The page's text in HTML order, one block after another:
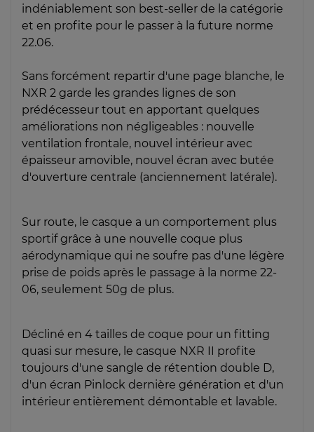
indéniablement son best-seller de la catégorie
et en profite pour le passer à la future norme
22.06.
Sans forcément repartir d'une page blanche, le
NXR 2 garde les grandes lignes de son
prédécesseur tout en apportant quelques
améliorations non négligeables : nouvelle
ventilation frontale, nouvel intérieur avec
épaisseur amovible, nouvel écran avec butée
d'ouverture centrale (anciennement latérale).
Sur route, le casque a un comportement plus
sportif grâce à une nouvelle coque plus
aérodynamique qui ne soufre pas d'une légère
prise de poids après le passage à la norme 22-
06, seulement 50g de plus.
Décliné en 4 tailles de coque pour un fitting
quasi sur mesure, le casque NXR II profite
toujours d'une sangle de rétention double D,
d'un écran Pinlock dernière génération et d'un
intérieur entièrement démontable et lavable.